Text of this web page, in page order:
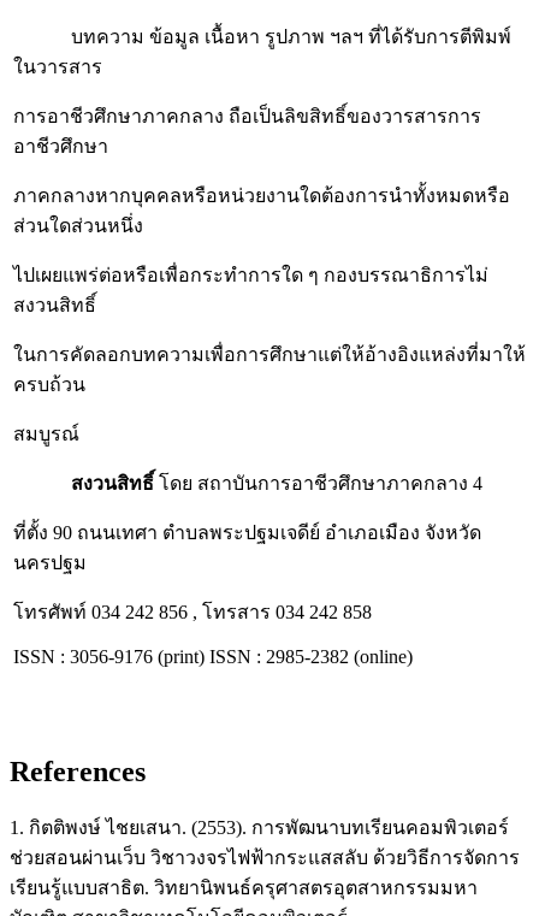
บทความ ข้อมูล เนื้อหา รูปภาพ ฯลฯ ที่ได้รับการตีพิมพ์
ในวารสาร
การอาชีวศึกษาภาคกลาง ถือเป็นลิขสิทธิ์ของวารสารการ
อาชีวศึกษา
ภาคกลางหากบุคคลหรือหน่วยงานใดต้องการนำทั้งหมดหรือ
ส่วนใดส่วนหนึ่ง
ไปเผยแพร่ต่อหรือเพื่อกระทำการใด ๆ กองบรรณาธิการไม่
สงวนสิทธิ์
ในการคัดลอกบทความเพื่อการศึกษาแต่ให้อ้างอิงแหล่งที่มาให้
ครบถ้วน
สมบูรณ์
สงวนสิทธิ์ โดย สถาบันการอาชีวศึกษาภาคกลาง 4
ที่ตั้ง 90 ถนนเทศา ตำบลพระปฐมเจดีย์ อำเภอเมือง จังหวัด
นครปฐม
โทรศัพท์ 034 242 856 , โทรสาร 034 242 858
ISSN : 3056-9176 (print) ISSN : 2985-2382 (online)
References
1. กิตติพงษ์ ไชยเสนา. (2553). การพัฒนาบทเรียนคอมพิวเตอร์
ช่วยสอนผ่านเว็บ วิชาวงจรไฟฟ้ากระแสสลับ ด้วยวิธีการจัดการ
เรียนรู้แบบสาธิต. วิทยานิพนธ์ครุศาสตรอุตสาหกรรมมหา